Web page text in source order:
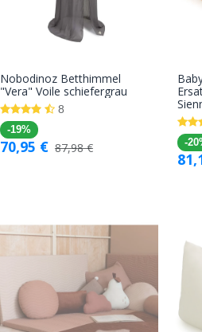
In den
Warenkorb
Nobodinoz Betthimmel
"Vera" Voile schiefergrau
8
-19%
70,95 € 87,98€ -